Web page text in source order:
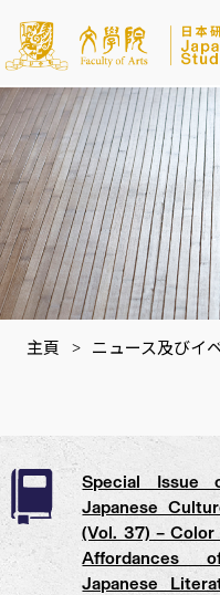
主頁 > ニュース及びイ
Special Issue
Japanese
(Vol. 37) – Color
Japanese